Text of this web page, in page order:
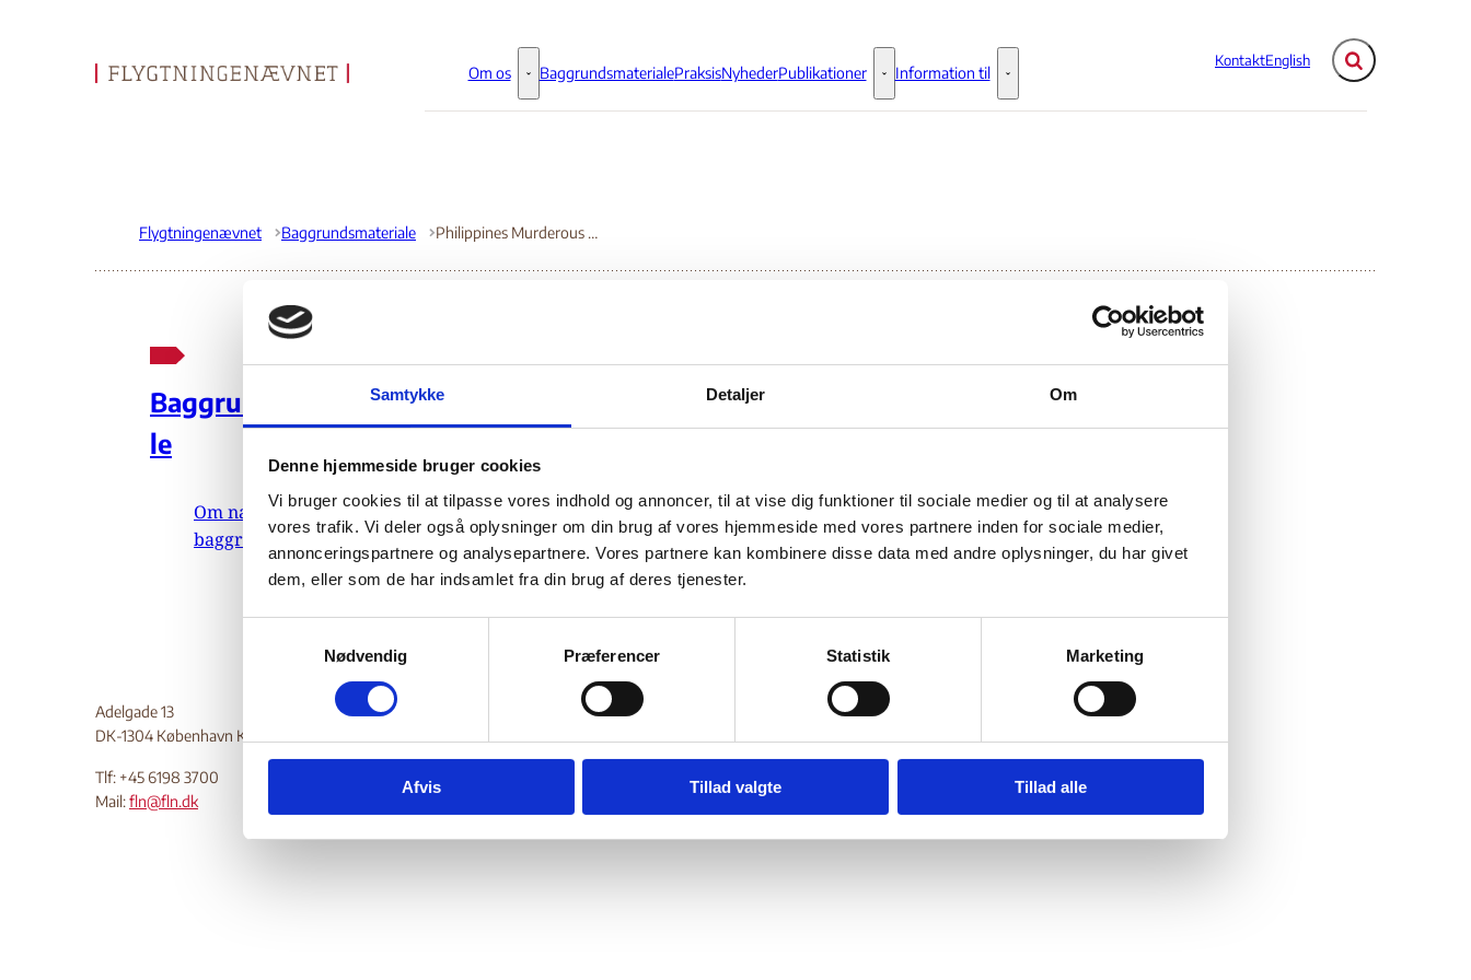
Samtykke Detaljer Om
Denne hjemmeside bruger cookies
Vi bruger cookies til at tilpasse vores indhold og annoncer, til at vise dig funktioner til sociale medier og til at analysere
vores trafik. Vi deler også oplysninger om din brug af vores hjemmeside med vores partnere inden for sociale medier,
annonceringspartnere og analysepartnere. Vores partnere kan kombinere disse data med andre oplysninger, du har givet
dem, eller som de har indsamlet fra din brug af deres tjenester.
y
v
Nødvendig Præferencer Statistik Marketing
Afvis Tillad valgte Tillad alle
Gå til forsiden
KontaktEnglish Fold søgefelt ud
Om os Om os - Flere links
BaggrundsmaterialePraksisNyhederPublikationer Publikationer - Flere links
Information til Information til - Flere links
Flygtningenævnet Baggrundsmateriale Philippines Murderous Drug War inn ICC Crosshairs
Baggrundsmateria
le
Om nævnets
baggrundsmateriale
Philippines Murderous Drug
War inn ICC Crosshairs
08.02.2018 Bilag 42 Human Rights Watch (HRW)Filippinerne (II)
Download
Adelgade 13
DK-1304 København K
Tlf: +45 6198 3700
Mail:fln@fln.dk
Digital Post - Borger
Tilgængelighedserklæring